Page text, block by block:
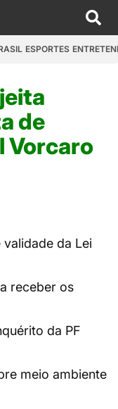
ESPORTES
de
Vorcaro
validade da Lei
receber os
da PF
meio ambiente